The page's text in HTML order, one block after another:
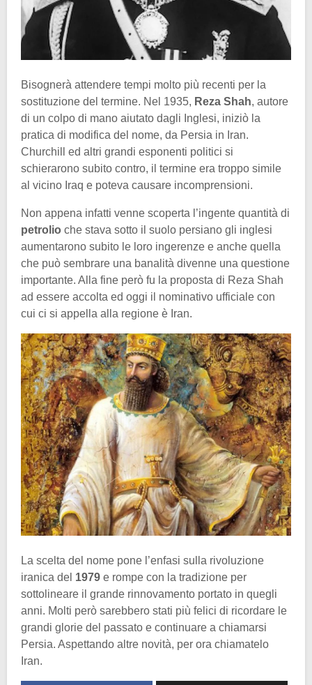
Bisognerà attendere tempi molto più recenti per la
sostituzione del termine. Nel 1935, Reza Shah, autore
di un colpo di mano aiutato dagli Inglesi, iniziò la
pratica di modifica del nome, da Persia in Iran.
Churchill ed altri grandi esponenti politici si
schierarono subito contro, il termine era troppo simile
al vicino Iraq e poteva causare incomprensioni.
Non appena infatti venne scoperta l’ingente quantità di
petrolio che stava sotto il suolo persiano gli inglesi
aumentarono subito le loro ingerenze e anche quella
che può sembrare una banalità divenne una questione
importante. Alla fine però fu la proposta di Reza Shah
ad essere accolta ed oggi il nominativo ufficiale con
cui ci si appella alla regione è Iran.
La scelta del nome pone l’enfasi sulla rivoluzione
iranica del 1979 e rompe con la tradizione per
sottolineare il grande rinnovamento portato in quegli
anni. Molti però sarebbero stati più felici di ricordare le
grandi glorie del passato e continuare a chiamarsi
Persia. Aspettando altre novità, per ora chiamatelo
Iran.